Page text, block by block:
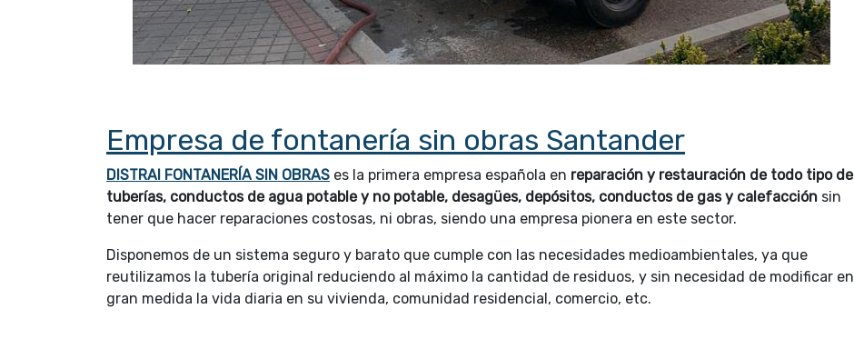
Empresa de fontanería sin obras Santander
DISTRAI FONTANERÍA SIN OBRAS es la primera empresa española en reparación y restauración de todo tipo de
tuberías, conductos de agua potable y no potable, desagües, depósitos, conductos de gas y calefacción sin
tener que hacer reparaciones costosas, ni obras, siendo una empresa pionera en este sector.
Disponemos de un sistema seguro y barato que cumple con las necesidades medioambientales, ya que
reutilizamos la tubería original reduciendo al máximo la cantidad de residuos, y sin necesidad de modificar en
gran medida la vida diaria en su vivienda, comunidad residencial, comercio, etc.